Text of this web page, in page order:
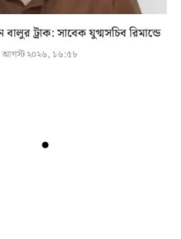
ট্রাক: সাবেক যুগ্মসচিব রিমান্ডে
২০২৬, ১৬:৫৮